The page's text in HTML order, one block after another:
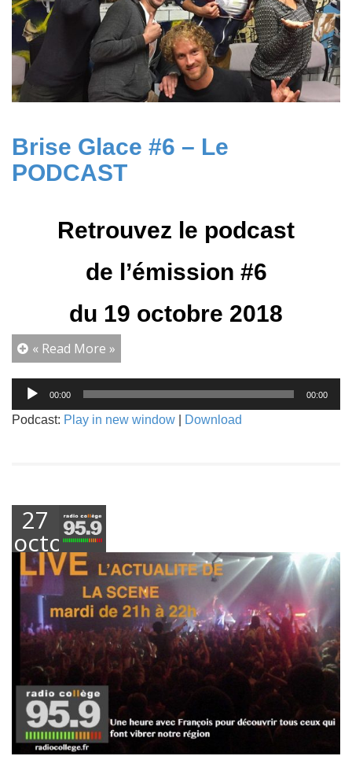
Brise Glace #6 – Le
PODCAST
Retrouvez le podcast
de l’émission #6
du 19 octobre 2018
« Read More »
Lecteur
audio
00:00 00:00
Podcast: Play in new window Download
27
octobre
2018